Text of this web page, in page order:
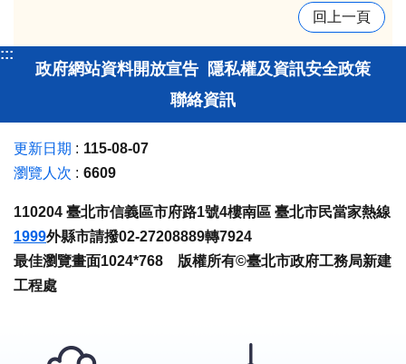
回上一頁
:::
政府網站資料開放宣告 隱私權及資訊安全政策
聯絡資訊
更新日期
115-08-07
瀏覽人次
6609
110204 臺北市信義區市府路1號4樓南區 臺北市民當家熱線
1999外縣市請撥02-27208889轉7924
最佳瀏覽畫面1024*768 版權所有©臺北市政府工務局新建
工程處